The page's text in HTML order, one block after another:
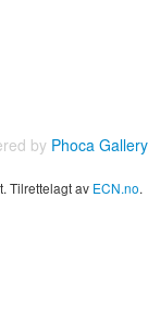
by Phoca Gallery
Tilrettelagt av ECN.no.